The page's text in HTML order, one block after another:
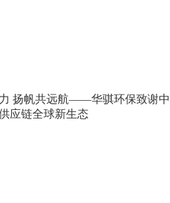
扬帆共远航——华骐环保致谢
应链全球新生态